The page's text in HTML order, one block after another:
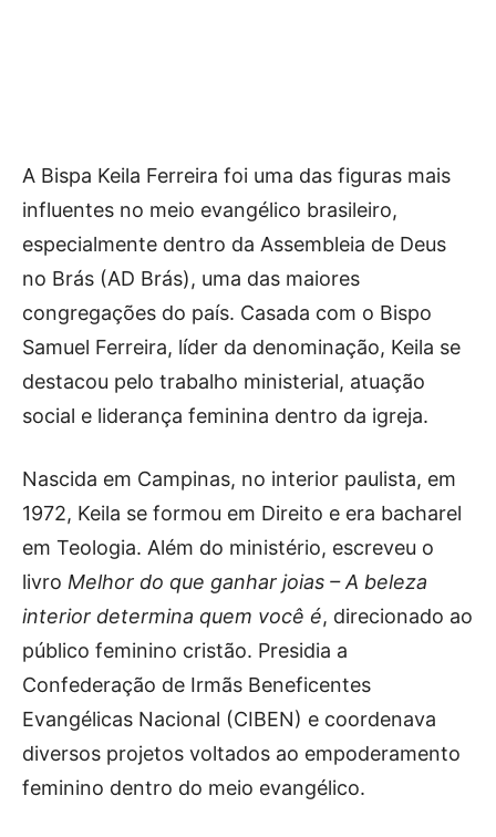
A Bispa Keila Ferreira foi uma das figuras mais
influentes no meio evangélico brasileiro,
especialmente dentro da Assembleia de Deus
no Brás (AD Brás), uma das maiores
congregações do país. Casada com o Bispo
Samuel Ferreira, líder da denominação, Keila se
destacou pelo trabalho ministerial, atuação
social e liderança feminina dentro da igreja.
Nascida em Campinas, no interior paulista, em
1972, Keila se formou em Direito e era bacharel
em Teologia. Além do ministério, escreveu o
livro Melhor do que ganhar joias – A beleza
interior determina quem você é, direcionado ao
público feminino cristão. Presidia a
Confederação de Irmãs Beneficentes
Evangélicas Nacional (CIBEN) e coordenava
diversos projetos voltados ao empoderamento
feminino dentro do meio evangélico.